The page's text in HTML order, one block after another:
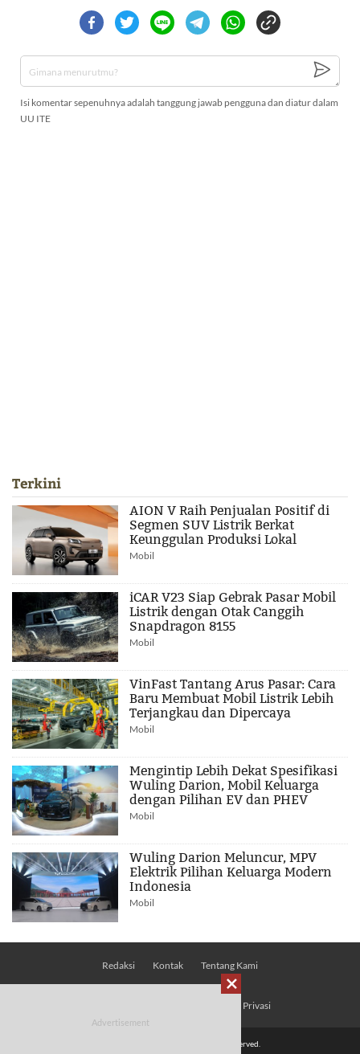
Isi komentar sepenuhnya adalah tanggung jawab pengguna dan diatur dalam
UU ITE
Terkini
AION V Raih Penjualan Positif di
Segmen SUV Listrik Berkat
Keunggulan Produksi Lokal
Mobil
iCAR V23 Siap Gebrak Pasar Mobil
Listrik dengan Otak Canggih
Snapdragon 8155
Mobil
VinFast Tantang Arus Pasar: Cara
Baru Membuat Mobil Listrik Lebih
Terjangkau dan Dipercaya
Mobil
Mengintip Lebih Dekat Spesifikasi
Wuling Darion, Mobil Keluarga
dengan Pilihan EV dan PHEV
Mobil
Wuling Darion Meluncur, MPV
Elektrik Pilihan Keluarga Modern
Indonesia
Mobil
Redaksi Kontak Tentang Kami
Kebijakan Privasi
© 2026 Mobimoto.com - All Rights Reserved.
